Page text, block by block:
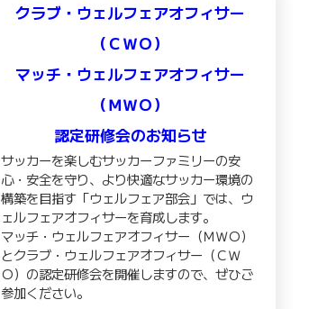
クラブ・ウェルフェアオフィサー
（ＣＷＯ）
マッチ・ウェルフェアオフィサー
（ＭＷＯ）
認定研修会のお知らせ
サッカーを楽しむサッカーファミリーの安
心・安全を守り、より快適なサッカー環境の
構築を目指す「ウェルフェア部会」では、ウ
ェルフェアオフィサーを育成します。
マッチ・ウェルフェアオフィサー（ＭＷＯ）
とクラブ・ウェルフェアオフィサー（ＣＷ
Ｏ）の認定研修会を開催しますので、ぜひご
参加ください。